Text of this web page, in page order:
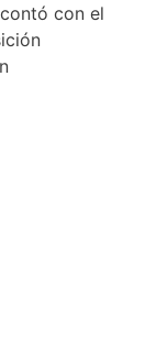
con el